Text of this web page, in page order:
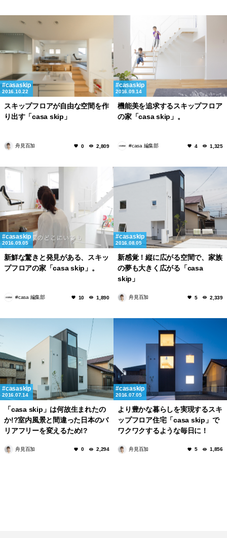
casaskip
2016.10.22
スキップフロアが自由な空間を作
り出す「casa skip」
舟見百加 0 2,809
casaskip
2016.09.14
機能美を追求するスキップフロア
の家「casa skip」。
#casa 編集部 4 1,325
casaskip
2016.09.05
新鮮な驚きと発見がある、スキッ
プフロアの家「casa skip」。
#casa 編集部 10 1,890
casaskip
2016.08.05
新感覚！縦に広がる空間で、家族
の夢も大きく広がる「casa
skip」
舟見百加 5 2,339
casaskip
2016.07.14
「casa skip」は何故生まれたの
か!?室内風景と間違った日本のバ
リアフリーを変えるため!?
舟見百加 0 2,294
casaskip
2016.07.05
より豊かな暮らしを実現するスキ
ップフロア住宅「casa skip」で
ワクワクするような毎日に！
舟見百加 5 1,856